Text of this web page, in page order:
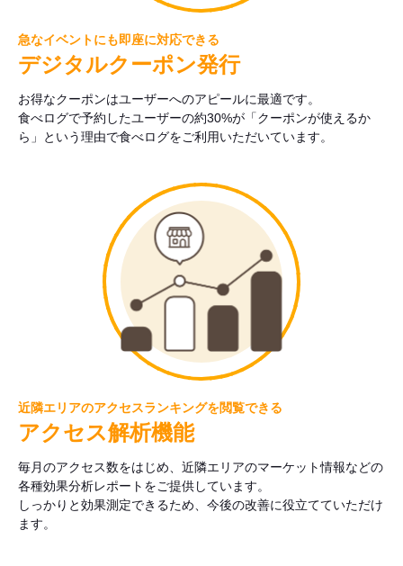
急なイベントにも即座に対応できる
デジタルクーポン発行
お得なクーポンはユーザーへのアピールに最適です。
食べログで予約したユーザーの約30%が「クーポンが使えるか
ら」という理由で食べログをご利用いただいています。
近隣エリアのアクセスランキングを閲覧できる
アクセス解析機能
毎月のアクセス数をはじめ、近隣エリアのマーケット情報などの
各種効果分析レポートをご提供しています。
しっかりと効果測定できるため、今後の改善に役立てていただけ
ます。